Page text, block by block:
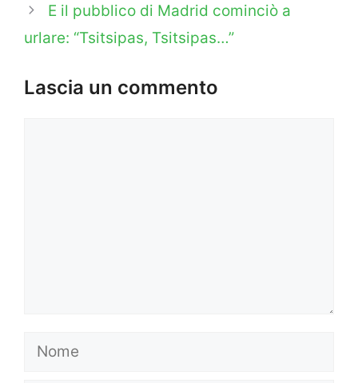
E il pubblico di Madrid cominciò a
urlare: “Tsitsipas, Tsitsipas…”
Lascia un commento
Nome